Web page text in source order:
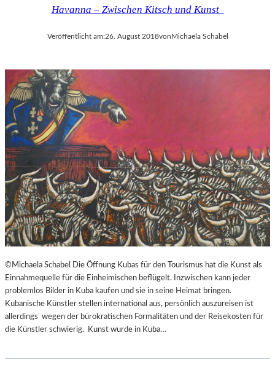
Havanna – Zwischen Kitsch und Kunst
Veröffentlicht am:26. August 2018vonMichaela Schabel
©Michaela Schabel Die Öffnung Kubas für den Tourismus hat die Kunst als
Einnahmequelle für die Einheimischen beflügelt. Inzwischen kann jeder
problemlos Bilder in Kuba kaufen und sie in seine Heimat bringen.
Kubanische Künstler stellen international aus, persönlich auszureisen ist
allerdings wegen der bürokratischen Formalitäten und der Reisekosten für
die Künstler schwierig. Kunst wurde in Kuba…